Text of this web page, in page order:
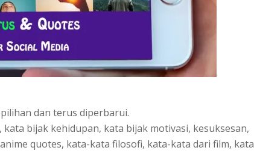
dan terus diperbarui.
bijak kehidupan, kata bijak motivasi, kesuksesan,
quotes, kata-kata filosofi, kata-kata dari film, kata